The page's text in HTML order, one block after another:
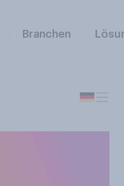
Branchen